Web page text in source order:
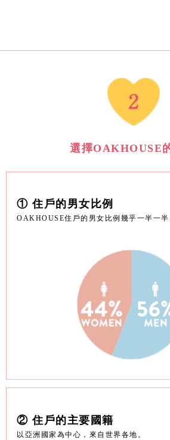
選擇OAKHOUSE
① 住戶的男女比例
OAKHOUSE住戶的男女比例幾乎一半一半
② 住戶的主要國籍
以亞洲國家為中心，來自世界各地。